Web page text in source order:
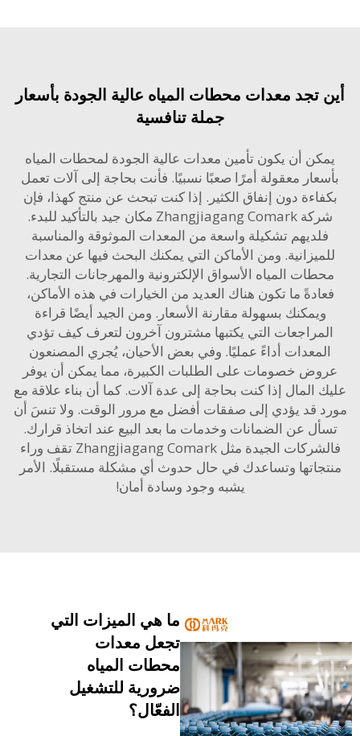
تجد معدات محطات المياه عالية الجودة بأسعار
جملة تنافسية
أن يكون تأمين معدات عالية الجودة لمحطات المياه
معقولة أمرًا صعبًا نسبيًا. فأنت بحاجة إلى آلات تعمل
دون إنفاق الكثير. إذا كنت تبحث عن منتج كهذا، فإن
شركة Zhangjiagang Comark مكان جيد بالتأكيد للبدء.
تشكيلة واسعة من المعدات الموثوقة والمناسبة
ومن الأماكن التي يمكنك البحث فيها عن معدات
المياه الأسواق الإلكترونية والمهرجانات التجارية.
ما تكون هناك العديد من الخيارات في هذه الأماكن،
بسهولة مقارنة الأسعار. ومن الجيد أيضًا قراءة
التي يكتبها مشترون آخرون لتعرف كيف تؤدي
أداءً عمليًا. وفي بعض الأحيان، يُجري المصنعون
خصومات على الطلبات الكبيرة، مما يمكن أن يوفر
المال إذا كنت بحاجة إلى عدة آلات. كما أن بناء علاقة مع
قد يؤدي إلى صفقات أفضل مع مرور الوقت. ولا تنسَ أن
عن الضمانات وخدمات ما بعد البيع عند اتخاذ قرارك.
فالشركات الجيدة مثل Zhangjiagang Comark تقف وراء
وتساعدك في حال حدوث أي مشكلة مستقبلًا. الأمر
يشبه وجود وسادة أمان!
ما هي الميزات التي
تجعل معدات
محطات المياه
ضرورية للتشغيل
الفعّال؟